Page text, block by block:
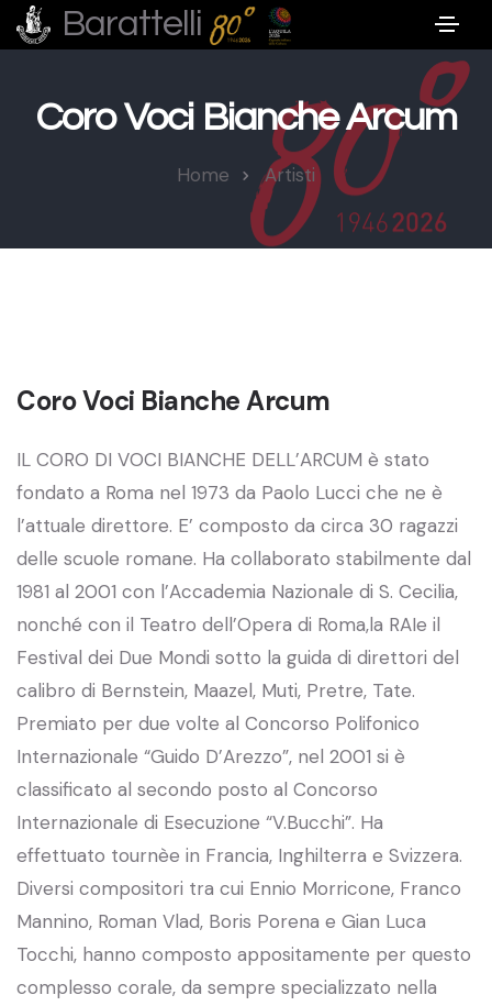
Barattelli
Coro Voci Bianche Arcum
Home Artisti
Coro Voci Bianche Arcum
IL CORO DI VOCI BIANCHE DELL’ARCUM è stato
fondato a Roma nel 1973 da Paolo Lucci che ne è
l’attuale direttore. E’ composto da circa 30 ragazzi
delle scuole romane. Ha collaborato stabilmente dal
1981 al 2001 con l’Accademia Nazionale di S. Cecilia,
nonché con il Teatro dell’Opera di Roma,la RAIe il
Festival dei Due Mondi sotto la guida di direttori del
calibro di Bernstein, Maazel, Muti, Pretre, Tate.
Premiato per due volte al Concorso Polifonico
Internazionale “Guido D’Arezzo”, nel 2001 si è
classificato al secondo posto al Concorso
Internazionale di Esecuzione “V.Bucchi”. Ha
effettuato tournèe in Francia, Inghilterra e Svizzera.
Diversi compositori tra cui Ennio Morricone, Franco
Mannino, Roman Vlad, Boris Porena e Gian Luca
Tocchi, hanno composto appositamente per questo
complesso corale, da sempre specializzato nella